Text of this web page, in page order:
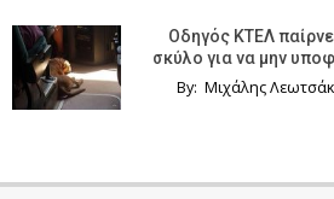
Οδηγός KTΕΛ
σκύλο για να μην
By: Μιχάλης